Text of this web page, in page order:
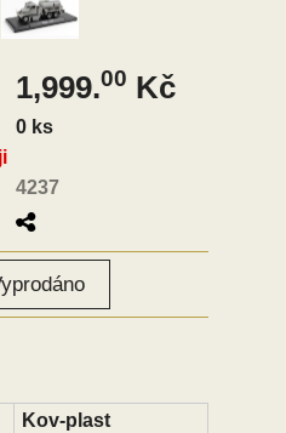
1,999.00 Kč
0 ks
4237
Kov-plast